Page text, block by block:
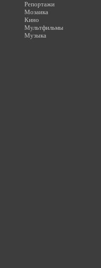
Репортажи
Мозаика
Кино
Мультфильмы
Музыка